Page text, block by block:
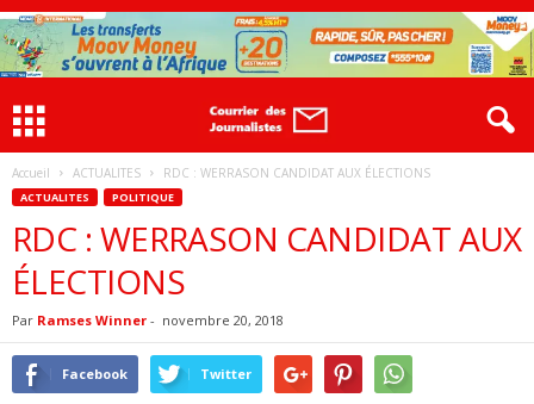
Accueil ACTUALITES RDC : WERRASON CANDIDAT AUX ÉLECTIONS
ACTUALITES POLITIQUE
RDC : WERRASON CANDIDAT AUX
ÉLECTIONS
Par Ramses Winner - novembre 20, 2018
Facebook Twitter